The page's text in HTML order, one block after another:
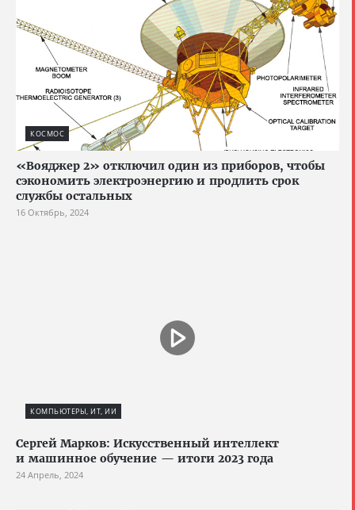
КОСМОС
«Вояджер 2» отключил один из приборов, чтобы
сэкономить электроэнергию и продлить срок
службы остальных
16 Октябрь, 2024
КОМПЬЮТЕРЫ, ИТ, ИИ
Сергей Марков: Искусственный интеллект
и машинное обучение — итоги 2023 года
24 Апрель, 2024